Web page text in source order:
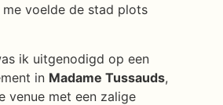
voelde de stad plots
ik uitgenodigd op een
in Madame Tussauds,
venue met een zalige